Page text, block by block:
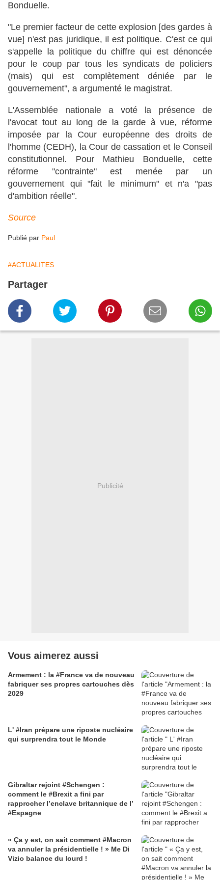
Bonduelle.
"Le premier facteur de cette explosion [des gardes à
vue] n'est pas juridique, il est politique. C'est ce qui
s'appelle la politique du chiffre qui est dénoncée
pour le coup par tous les syndicats de policiers
(mais) qui est complètement déniée par le
gouvernement", a argumenté le magistrat.
L'Assemblée nationale a voté la présence de
l'avocat tout au long de la garde à vue, réforme
imposée par la Cour européenne des droits de
l'homme (CEDH), la Cour de cassation et le Conseil
constitutionnel. Pour Mathieu Bonduelle, cette
réforme "contrainte" est menée par un
gouvernement qui "fait le minimum" et n'a "pas
d'ambition réelle".
Source
Publié par Paul
#ACTUALITES
Partager
Publicité
Vous aimerez aussi
Armement : la #France va de nouveau
fabriquer ses propres cartouches dès
2029
L' #Iran prépare une riposte nucléaire
qui surprendra tout le Monde
Gibraltar rejoint #Schengen :
comment le #Brexit a fini par
rapprocher l’enclave britannique de l’
#Espagne
« Ça y est, on sait comment #Macron
va annuler la présidentielle ! » Me Di
Vizio balance du lourd !